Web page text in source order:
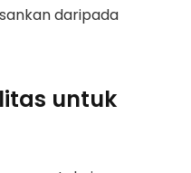
daripada
untuk